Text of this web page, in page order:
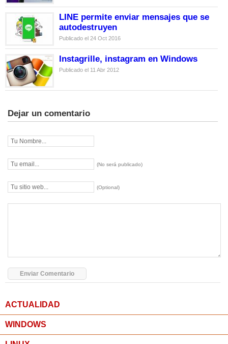
LINE permite enviar mensajes que se
autodestruyen
Publicado el 24 Oct 2016
Instagrille, instagram en Windows
Publicado el 11 Abr 2012
Dejar un comentario
(No será publicado)
(Optional)
ACTUALIDAD
WINDOWS